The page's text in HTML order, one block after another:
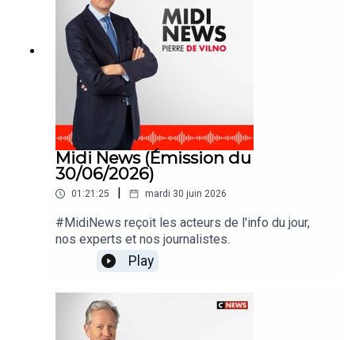
Midi News (Émission du
30/06/2026)
01:21:25 mardi 30 juin 2026
#MidiNews reçoit les acteurs de l'info du jour,
nos experts et nos journalistes.
Play